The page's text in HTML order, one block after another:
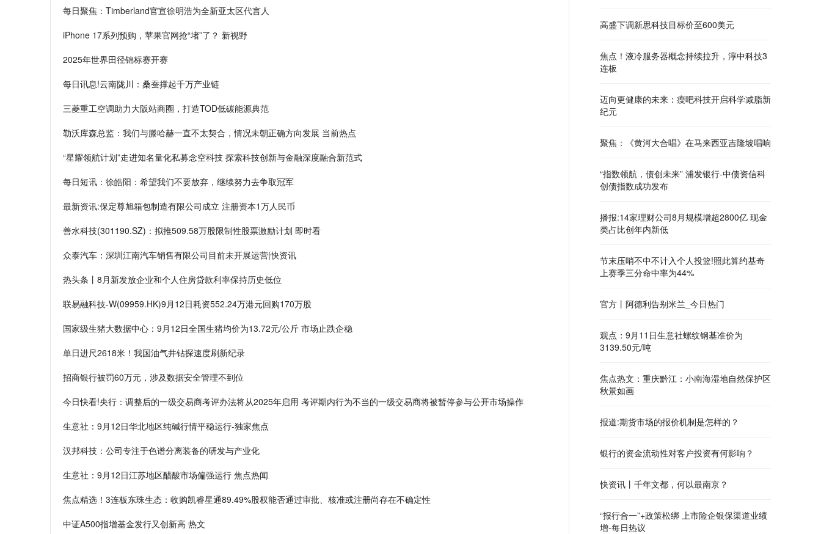
每日聚焦：Timberland官宣徐明浩为全新亚太区代言人
iPhone 17系列预购，苹果官网抢“堵”了？ 新视野
2025年世界田径锦标赛开赛
每日讯息!云南陇川：桑蚕撑起千万产业链
三菱重工空调助力大阪站商圈，打造TOD低碳能源典范
勒沃库森总监：我们与滕哈赫一直不太契合，情况未朝正确方向发展 当前热点
“星耀领航计划”走进知名量化私募念空科技 探索科技创新与金融深度融合新范式
每日短讯：徐皓阳：希望我们不要放弃，继续努力去争取冠军
最新资讯:保定尊旭箱包制造有限公司成立 注册资本1万人民币
善水科技(301190.SZ)：拟推509.58万股限制性股票激励计划 即时看
众泰汽车：深圳江南汽车销售有限公司目前未开展运营|快资讯
热头条丨8月新发放企业和个人住房贷款利率保持历史低位
联易融科技-W(09959.HK)9月12日耗资552.24万港元回购170万股
国家级生猪大数据中心：9月12日全国生猪均价为13.72元/公斤 市场止跌企稳
单日进尺2618米！我国油气井钻探速度刷新纪录
招商银行被罚60万元，涉及数据安全管理不到位
今日快看!央行：调整后的一级交易商考评办法将从2025年启用 考评期内行为不当的一级交易商将被暂停参与公开市场操作
生意社：9月12日华北地区纯碱行情平稳运行-独家焦点
汉邦科技：公司专注于色谱分离装备的研发与产业化
生意社：9月12日江苏地区醋酸市场偏强运行 焦点热闻
焦点精选！3连板东珠生态：收购凯睿星通89.49%股权能否通过审批、核准或注册尚存在不确定性
中证A500指增基金发行又创新高 热文
高盛下调新思科技目标价至600美元
焦点！液冷服务器概念持续拉升，淳中科技3
连板
迈向更健康的未来：瘦吧科技开启科学减脂新
纪元
聚焦：《黄河大合唱》在马来西亚吉隆坡唱响
“指数领航，债创未来” 浦发银行-中债资信科
创债指数成功发布
播报:14家理财公司8月规模增超2800亿 现金
类占比创年内新低
节末压哨不中不计入个人投篮!照此算约基奇
上赛季三分命中率为44%
官方丨阿德利告别米兰_今日热门
观点：9月11日生意社螺纹钢基准价为
3139.50元/吨
焦点热文：重庆黔江：小南海湿地自然保护区
秋景如画
报道:期货市场的报价机制是怎样的？
银行的资金流动性对客户投资有何影响？
快资讯丨千年文都，何以最南京？
“报行合一”+政策松绑 上市险企银保渠道业绩
增-每日热议